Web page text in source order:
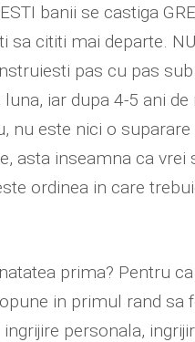
banii se castiga
sa cititi mai departe.
pas cu pas
iar dupa 4-5 ani
nu este nici o
asta inseamna ca
ordinea in care
prima? Pentru
in primul rand sa
personala,